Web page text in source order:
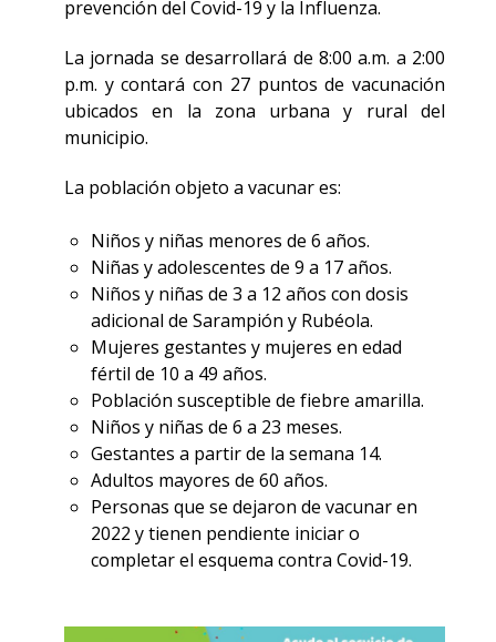
prevención del Covid-19 y la Influenza.
La jornada se desarrollará de 8:00 a.m. a 2:00
p.m. y contará con 27 puntos de vacunación
ubicados en la zona urbana y rural del
municipio.
La población objeto a vacunar es:
Niños y niñas menores de 6 años.
Niñas y adolescentes de 9 a 17 años.
Niños y niñas de 3 a 12 años con dosis
adicional de Sarampión y Rubéola.
Mujeres gestantes y mujeres en edad
fértil de 10 a 49 años.
Población susceptible de fiebre amarilla.
Niños y niñas de 6 a 23 meses.
Gestantes a partir de la semana 14.
Adultos mayores de 60 años.
Personas que se dejaron de vacunar en
2022 y tienen pendiente iniciar o
completar el esquema contra Covid-19.